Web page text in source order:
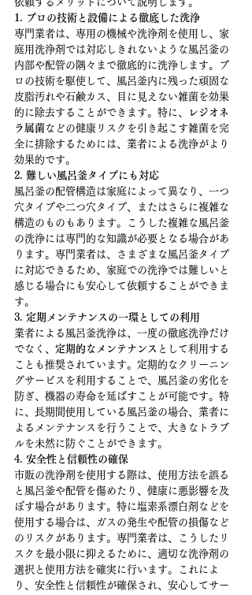
1. プロの技術と設備による徹底した洗浄
専門業者は、専用の機械や洗浄剤を使用し、家
庭用洗浄剤では対応しきれないような風呂釜の
内部や配管の隅々まで徹底的に洗浄します。プ
ロの技術を駆使して、風呂釜内に残った頑固な
皮脂汚れや石鹸カス、目に見えない雑菌を効果
的に除去することができます。特に、
レジオネ
ラ属菌などの健康リスクを引き起こす雑菌を完
全に排除するためには、業者による洗浄がより
効果的です。
2. 難しい風呂釜タイプにも対応
風呂釜の配管構造は家庭によって異なり、一つ
穴タイプや二つ穴タイプ、またはさらに複雑な
構造のものもあります。こうした複雑な風呂釜
の洗浄には専門的な知識が必要となる場合があ
ります。専門業者は、さまざまな風呂釜タイプ
に対応できるため、家庭での洗浄では難しいと
感じる場合にも安心して依頼することができま
す。
3. 定期メンテナンスの一環としての利用
業者による風呂釜洗浄は、一度の徹底洗浄だけ
でなく、 定期的なメンテナンス として利用する
ことも推奨されています。定期的なクリーニン
グサービスを利用することで、風呂釜の劣化を
防ぎ、機器の寿命を延ばすことが可能です。特
に、長期間使用している風呂釜の場合、業者に
よるメンテナンスを行うことで、大きなトラブ
ルを未然に防ぐことができます。
4. 安全性と信頼性の確保
市販の洗浄剤を使用する際は、使用方法を誤る
と風呂釜や配管を傷めたり、健康に悪影響を及
ぼす場合があります。特に塩素系漂白剤などを
使用する場合は、ガスの発生や配管の損傷など
のリスクがあります。専門業者は、こうしたリ
スクを最小限に抑えるために、適切な洗浄剤の
選択と使用方法を確実に行います。これによ
り、安全性と信頼性が確保され、安心してサー